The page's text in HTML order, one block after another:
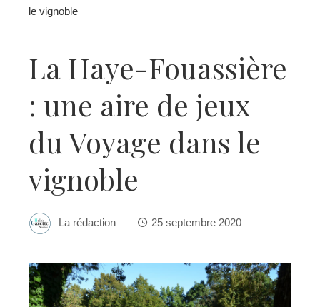
le vignoble
La Haye-Fouassière
: une aire de jeux
du Voyage dans le
vignoble
La rédaction 25 septembre 2020